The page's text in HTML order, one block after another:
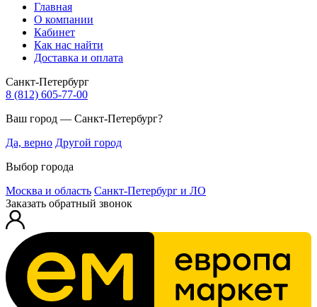
Главная
О компании
Кабинет
Как нас найти
Доставка и оплата
Санкт-Петербург
8 (812) 605-77-00
Ваш город — Санкт-Петербург?
Да, верно Другой город
Выбор города
Москва и область Санкт-Петербург и ЛО
Заказать обратный звонок